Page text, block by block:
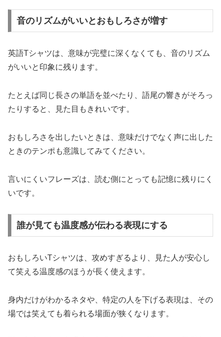
音のリズムがいいとおもしろさが増す
英語Tシャツは、意味が完璧に深くなくても、音のリズム
がいいと印象に残ります。
たとえば同じ長さの単語を並べたり、語尾の響きがそろっ
たりすると、見た目もきれいです。
おもしろさを出したいときは、意味だけでなく声に出した
ときのテンポも意識してみてください。
言いにくいフレーズは、読む側にとっても記憶に残りにく
いです。
誰が見ても温度感が伝わる表現にする
おもしろいTシャツは、攻めすぎるより、見た人が安心し
て笑える温度感のほうが長く使えます。
身内だけがわかるネタや、特定の人を下げる表現は、その
場では笑えても着られる場面が狭くなります。